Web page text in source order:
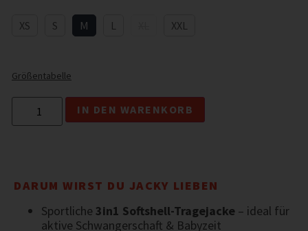
XS S M L XXL
Größentabelle
IN DEN WARENKORB
DARUM WIRST DU JACKY LIEBEN
Sportliche 3in1 Softshell-Tragejacke – ideal für
aktive Schwangerschaft & Babyzeit